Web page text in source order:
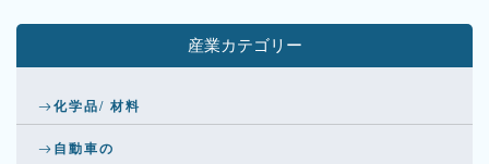
産業カテゴリー
化学品/ 材料
自動車の